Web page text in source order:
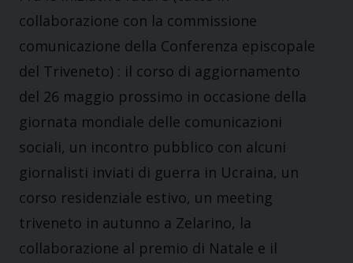
collaborazione con la commissione
comunicazione della Conferenza episcopale
del Triveneto) : il corso di aggiornamento
del 26 maggio prossimo in occasione della
giornata mondiale delle comunicazioni
sociali, un incontro pubblico con alcuni
giornalisti inviati di guerra in Ucraina, un
corso residenziale estivo, un meeting
triveneto in autunno a Zelarino, la
collaborazione al premio di Natale e il